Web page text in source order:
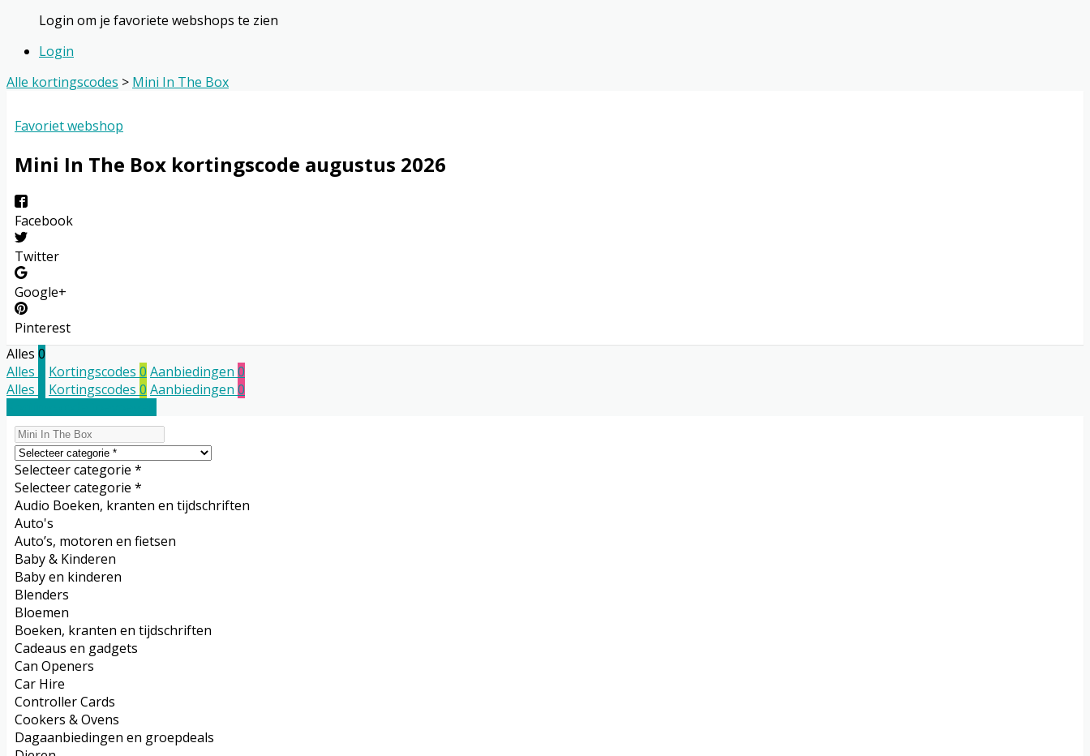
Login om je favoriete webshops te zien
Login
Alle kortingscodes > Mini In The Box
Favoriet webshop
Mini In The Box kortingscode augustus 2026
Facebook
Twitter
Google+
Pinterest
Alles 0
Alles
Kortingscodes 0 Aanbiedingen 0
Alles
Kortingscodes 0 Aanbiedingen 0
Selecteer categorie *
Selecteer categorie *
Audio Boeken, kranten en tijdschriften
Auto's
Auto’s, motoren en fietsen
Baby & Kinderen
Baby en kinderen
Blenders
Bloemen
Boeken, kranten en tijdschriften
Cadeaus en gadgets
Can Openers
Car Hire
Controller Cards
Cookers & Ovens
Dagaanbiedingen en groepdeals